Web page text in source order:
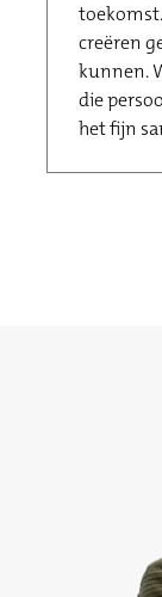
creëren
kunnen.
die
het fijn